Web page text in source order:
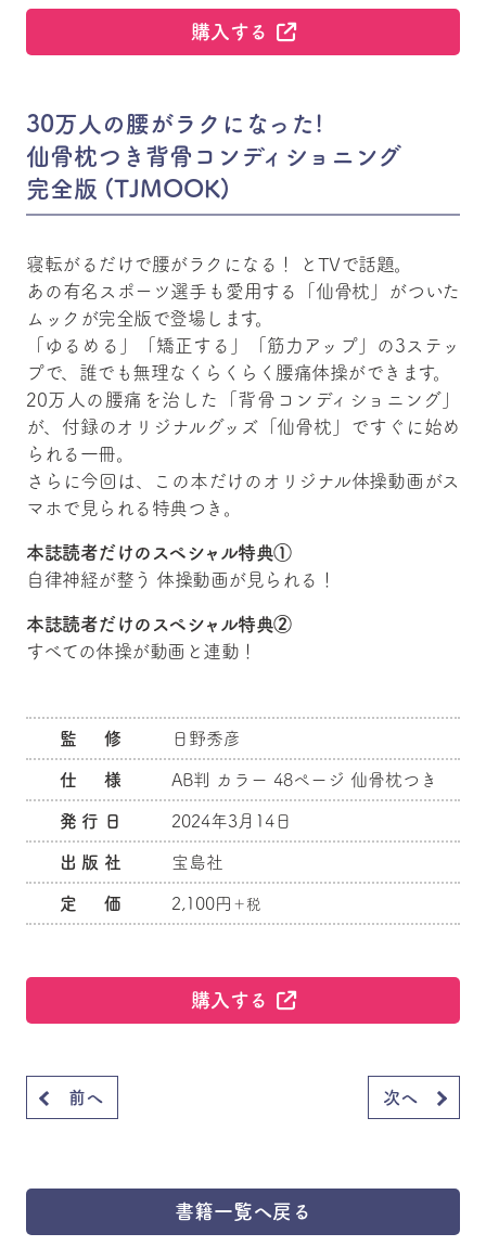
購入する
30万人の腰がラクになった!
仙骨枕つき背骨コンディショニング
完全版 (TJMOOK)
寝転がるだけで腰がラクになる！ とTVで話題。
あの有名スポーツ選手も愛用する「仙骨枕」がついた
ムックが完全版で登場します。
「ゆるめる」「矯正する」「筋力アップ」の3ステッ
プで、誰でも無理なくらくらく腰痛体操ができます。
20万人の腰痛を治した「背骨コンディショニング」
が、付録のオリジナルグッズ「仙骨枕」ですぐに始め
られる一冊。
さらに今回は、この本だけのオリジナル体操動画がス
マホで見られる特典つき。
本誌読者だけのスペシャル特典①
自律神経が整う 体操動画が見られる！
本誌読者だけのスペシャル特典②
すべての体操が動画と連動！
監 修 日野秀彦
仕 様 AB判 カラー 48ページ 仙骨枕つき
発行日 2024年3月14日
出版社 宝島社
定 価 2,100円 ＋税
購入する
前へ 次へ
書籍一覧へ戻る